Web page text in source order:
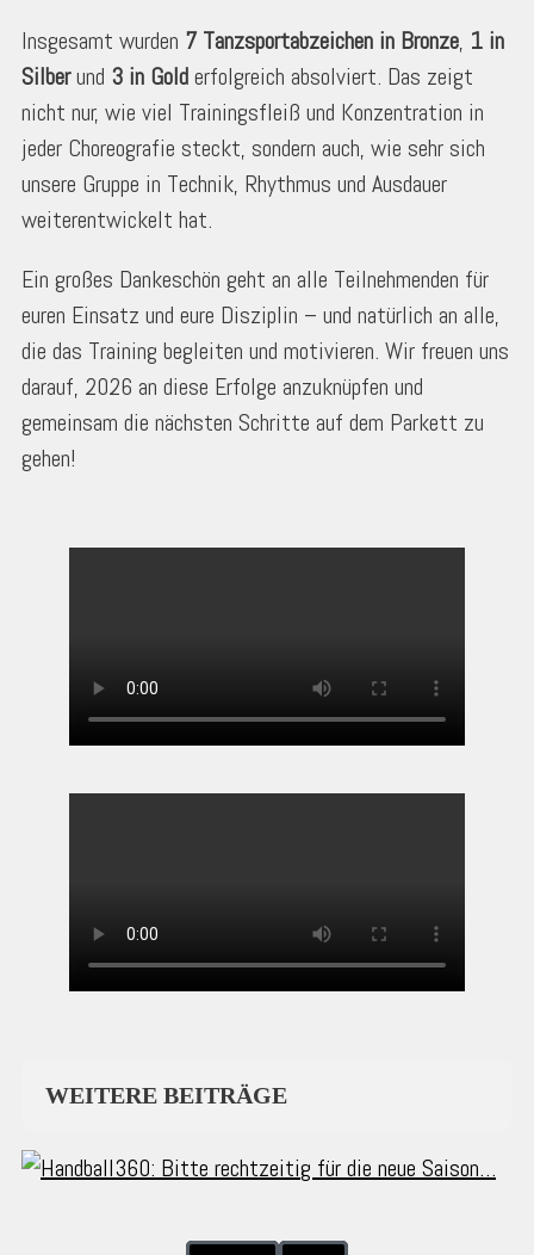
Insgesamt wurden 7 Tanzsportabzeichen in Bronze, 1 in
Silberund 3 in Golderfolgreich absolviert. Das zeigt
nicht nur, wie viel Trainingsfleiß und Konzentration in
jeder Choreografie steckt, sondern auch, wie sehr sich
unsere Gruppe in Technik, Rhythmus und Ausdauer
weiterentwickelt hat.
Ein großes Dankeschön geht an alle Teilnehmenden für
euren Einsatz und eure Disziplin – und natürlich an alle,
die das Training begleiten und motivieren. Wir freuen uns
darauf, 2026 an diese Erfolge anzuknüpfen und
gemeinsam die nächsten Schritte auf dem Parkett zu
gehen!
WEITERE BEITRÄGE